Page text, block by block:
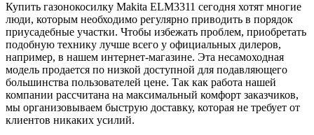
Купить газонокосилку Makita ELM3311 сегодня хотят многие
люди, которым необходимо регулярно приводить в порядок
приусадебные участки. Чтобы избежать проблем, приобретать
подобную технику лучше всего у официальных дилеров,
например, в нашем интернет-магазине. Эта несамоходная
модель продается по низкой доступной для подавляющего
большинства пользователей цене. Так как работа нашей
компании рассчитана на максимальный комфорт заказчиков,
мы организовываем быструю доставку, которая не требует от
клиентов никаких усилий.